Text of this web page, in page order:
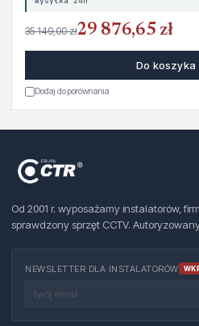
35 149,00 zł29 876,65 zł
Do koszyka
Dodaj do porównania
Od 2001 r. wyposażamy instalatorów,
sprawdzony sprzęt CCTV.
NEWSLETTER DLA INSTALATORÓW